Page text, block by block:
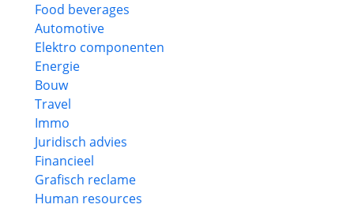
Food beverages
Automotive
Elektro componenten
Energie
Bouw
Travel
Immo
Juridisch advies
Financieel
Grafisch reclame
Human resources